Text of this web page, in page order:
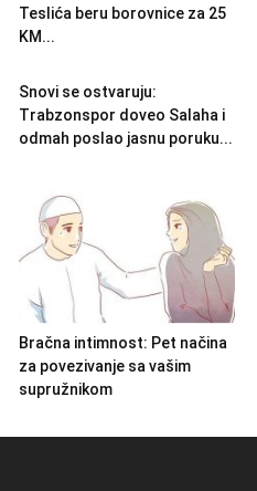
Teslića beru borovnice za 25
KM...
Snovi se ostvaruju:
Trabzonspor doveo Salaha i
odmah poslao jasnu poruku...
Bračna intimnost: Pet načina
za povezivanje sa vašim
supružnikom